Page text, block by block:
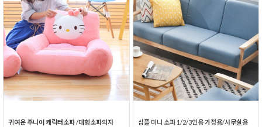
귀여운 주니어 캐릭터소파 /대형소파의자 심플 미니 소파 1/2/3인용 가정용/사무실용